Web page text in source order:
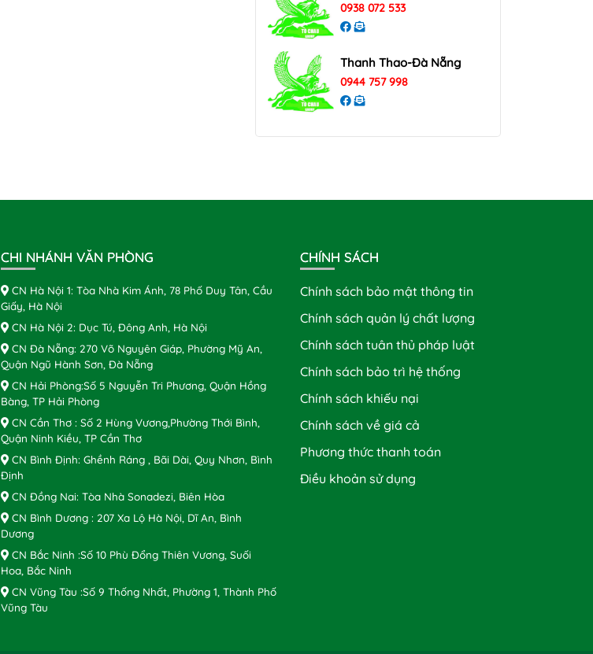
0938 072 533
Thanh Thao-Đà Nẵng
0944 757 998
CHI NHÁNH VĂN PHÒNG
CN Hà Nội 1: Tòa Nhà Kim Ánh, 78 Phố Duy Tân, Cầu
Giấy, Hà Nội
CN Hà Nội 2: Dục Tú, Đông Anh, Hà Nội
CN Đà Nẵng: 270 Võ Nguyên Giáp, Phường Mỹ An,
Quận Ngũ Hành Sơn, Đà Nẵng
CN Hải Phòng:Số 5 Nguyễn Tri Phương, Quận Hồng
Bàng, TP Hải Phòng
CN Cần Thơ : Số 2 Hùng Vương,Phường Thới Bình,
Quận Ninh Kiều, TP Cần Thơ
CN Bình Định: Ghềnh Ráng , Bãi Dài, Quy Nhơn, Bình
Định
CN Đồng Nai: Tòa Nhà Sonadezi, Biên Hòa
CN Bình Dương : 207 Xa Lộ Hà Nội, Dĩ An, Bình
Dương
CN Bắc Ninh :Số 10 Phù Đổng Thiên Vương, Suối
Hoa, Bắc Ninh
CN Vũng Tàu :Số 9 Thống Nhất, Phường 1, Thành Phố
Vũng Tàu
CHÍNH SÁCH
Chính sách bảo mật thông tin
Chính sách quản lý chất lượng
Chính sách tuân thủ pháp luật
Chính sách bảo trì hệ thống
Chính sách khiếu nại
Chính sách về giá cả
Phương thức thanh toán
Điều khoản sử dụng